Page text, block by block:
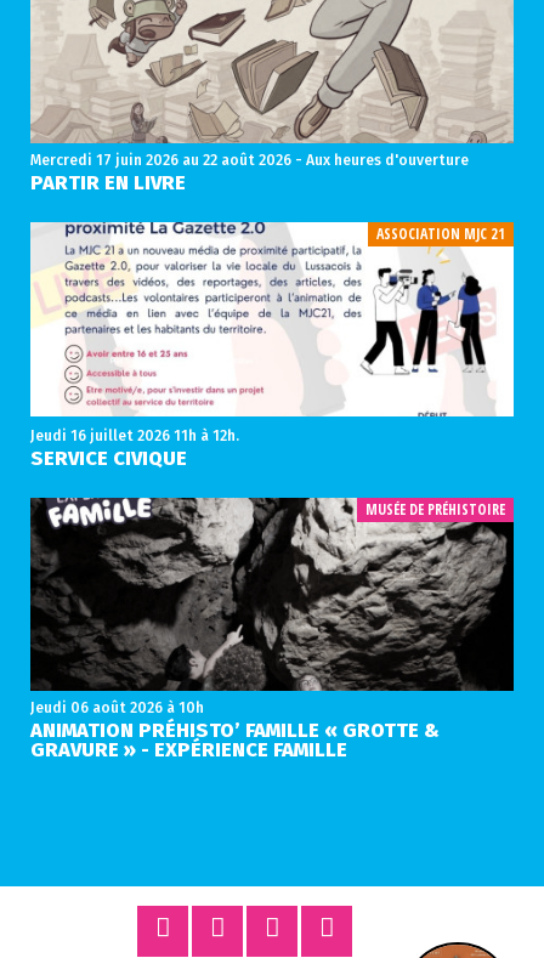
Mercredi 17 juin 2026au 22 août 2026 - Aux heures d'ouverture
PARTIR EN LIVRE
ASSOCIATION MJC 21
Jeudi 16 juillet 202611h à 12h.
SERVICE CIVIQUE
MUSÉE DE PRÉHISTOIRE
Jeudi 06 août 2026à 10h
ANIMATION PRÉHISTO’ FAMILLE « GROTTE &
GRAVURE » - EXPÉRIENCE FAMILLE